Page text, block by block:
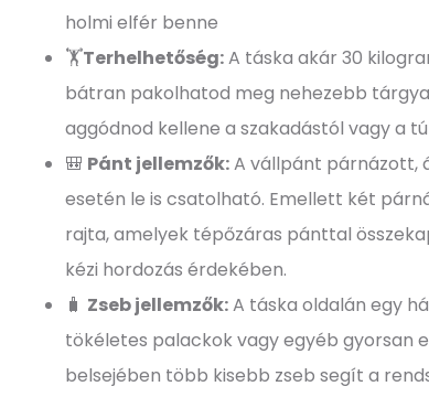
holmi elfér benne
🏋️Terhelhetőség:A táska akár 30
bátran pakolhatod meg nehezebb
aggódnod kellene a szakadástól vagy a
🎒 Pánt jellemzők:A vállpánt párnázott,
esetén le is csatolható. Emellett két
rajta, amelyek tépőzáras pánttal
kézi hordozás érdekében.
🧳 Zseb jellemzők:A táska oldalán egy
tökéletes palackok vagy egyéb gyorsan
belsejében több kisebb zseb segít a